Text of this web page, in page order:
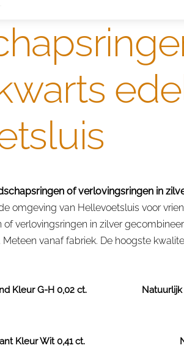
of verlovingsringen in
omgeving van Hellevoetsluis voor
verlovingsringen in zilver
vanaf fabriek. De hoogste
Kleur G-H 0,02 ct. Natuurlijk
Kleur Wit 0,41 ct.